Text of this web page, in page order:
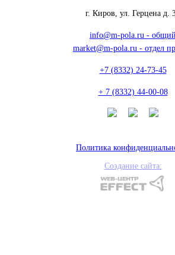
г. Киров, ул. Герцена д.
info@m-pola.ru - общий
market@m-pola.ru - отдел
+7 (8332) 24-73-45
+ 7 (8332) 44-00-08
Политика
Создание сайта: